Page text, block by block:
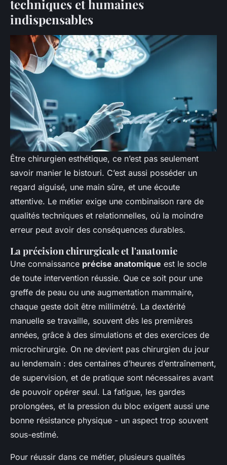
techniques et humaines
indispensables
Être chirurgien esthétique, ce n’est pas seulement
savoir manier le bistouri. C’est aussi posséder un
regard aiguisé, une main sûre, et une écoute
attentive. Le métier exige une combinaison rare de
qualités techniques et relationnelles, où la moindre
erreur peut avoir des conséquences durables.
La précision chirurgicale et l'anatomie
Une connaissance précise anatomique est le socle
de toute intervention réussie. Que ce soit pour une
greffe de peau ou une augmentation mammaire,
chaque geste doit être millimétré. La dextérité
manuelle se travaille, souvent dès les premières
années, grâce à des simulations et des exercices de
microchirurgie. On ne devient pas chirurgien du jour
au lendemain : des centaines d’heures d’entraînement,
de supervision, et de pratique sont nécessaires avant
de pouvoir opérer seul. La fatigue, les gardes
prolongées, et la pression du bloc exigent aussi une
bonne résistance physique - un aspect trop souvent
sous-estimé.
Pour réussir dans ce métier, plusieurs qualités